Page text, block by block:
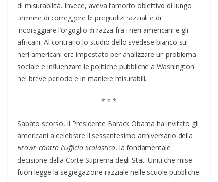
di misurabilità. Invece, aveva l’amorfo obiettivo di lungo
termine di correggere le pregiudizi razziali e di
incoraggiare l’orgoglio di razza fra i neri americani e gli
africani. Al contrario lo studio dello svedese bianco sui
neri americani era impostato per analizzare un problema
sociale e influenzare le politiche pubbliche a Washington
nel breve periodo e in maniere misurabili.
* * *
Sabato scorso, il Presidente Barack Obama ha invitato gli
americani a celebrare il sessantesimo anniversario della
Brown contro l’Ufficio Scolastico, la fondamentale
decisione della Corte Suprema degli Stati Uniti che mise
fuori legge la segregazione razziale nelle scuole pubbliche.